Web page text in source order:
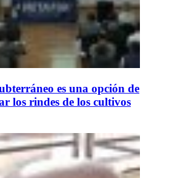
es una opción de
los rindes de los cultivos